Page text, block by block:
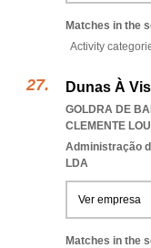
Matches in the
Activity
Dunas À
GOLDRA DE
CLEMENTE
Administração
LDA
Ver empresa
Matches in the